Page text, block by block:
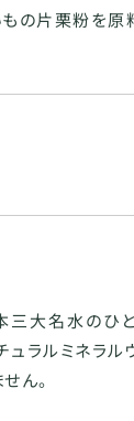
の片栗粉を原
三大名水のひ
ラルミネラル
ん。